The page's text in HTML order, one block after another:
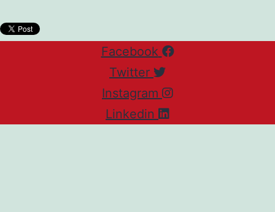
Facebook
Twitter
Instagram
Linkedin